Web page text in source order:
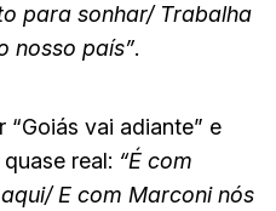
para sonhar/ Trabalha
nosso país”.
vai adiante” e
real: “É com
E com Marconi nós